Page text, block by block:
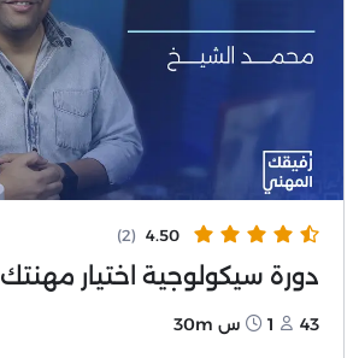
4.50
(2)
دورة سيكولوجية اختيار مهنتك
43 1س 30m